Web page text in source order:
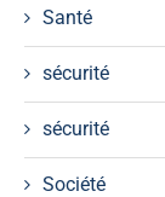
Santé
sécurité
sécurité
Société